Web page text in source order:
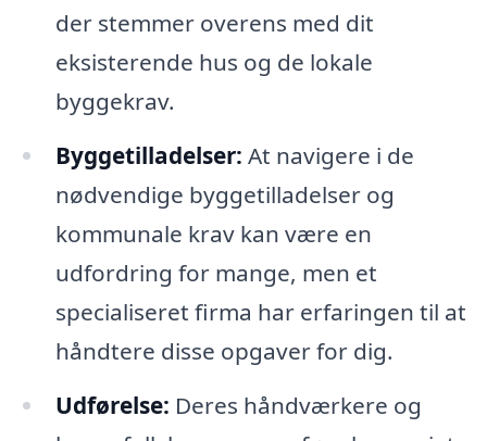
der stemmer overens med dit
eksisterende hus og de lokale
byggekrav.
Byggetilladelser: At navigere i de
nødvendige byggetilladelser og
kommunale krav kan være en
udfordring for mange, men et
specialiseret firma har erfaringen til at
håndtere disse opgaver for dig.
Udførelse: Deres håndværkere og